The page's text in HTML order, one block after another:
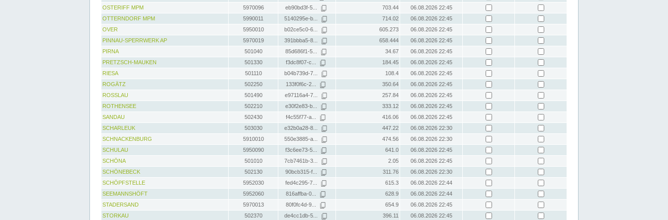
OSTERIFF MPM
5970096 eb90bd3f-5... 703.44
06.08.2026 22:45
OTTERNDORF MPM
5990011 5140295e-b... 714.02
06.08.2026 22:45
OVER
5950010 b02ce5c0-6... 605.273
06.08.2026 22:45
PINNAU-SPERRWERK AP
5970019 391bbba5-8... 658.444
06.08.2026 22:45
PIRNA
501040 85d686f1-5... 34.67
06.08.2026 22:45
PRETZSCH-MAUKEN
501330 f3dc8f07-c... 184.45
06.08.2026 22:45
RIESA
501110 b04b739d-7... 108.4
06.08.2026 22:45
ROGÄTZ
502250 133f0f6c-2... 350.64
06.08.2026 22:45
ROSSLAU
501490 e97116a4-7... 257.84
06.08.2026 22:45
ROTHENSEE
502210 e30f2e83-b... 333.12
06.08.2026 22:45
SANDAU
502430 f4c55f77-a... 416.06
06.08.2026 22:45
SCHARLEUK
503030 e32b0a28-8... 447.22
06.08.2026 22:30
SCHNACKENBURG
5910010 550e3885-a... 474.56
06.08.2026 22:30
SCHULAU
5950090 f3c6ee73-5... 641.0
06.08.2026 22:45
SCHÖNA
501010 7cb7461b-3... 2.05
06.08.2026 22:45
SCHÖNEBECK
502130 90bcb315-f... 311.76
06.08.2026 22:30
SCHÖPFSTELLE
5952030 fed4c295-7... 615.3
06.08.2026 22:44
SEEMANNSHÖFT
5952060 816affba-0... 628.9
06.08.2026 22:44
STADERSAND
5970013 80f0fc4d-9... 654.9
06.08.2026 22:45
STORKAU
502370 de4cc1db-5... 396.11 06.08.2026 22:45